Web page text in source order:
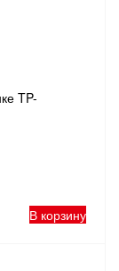
TP-
В корзину